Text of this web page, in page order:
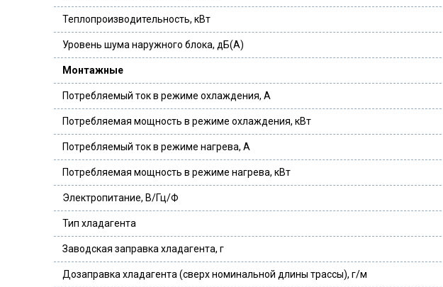
Теплопроизводительность, кВт
Уровень шума наружного блока, дБ(А)
Монтажные
Потребляемый ток в режиме охлаждения, А
Потребляемая мощность в режиме охлаждения, кВт
Потребляемый ток в режиме нагрева, А
Потребляемая мощность в режиме нагрева, кВт
Электропитание, В/Гц/Ф
Тип хладагента
Заводская заправка хладагента, г
Дозаправка хладагента (сверх номинальной длины трассы), г/м